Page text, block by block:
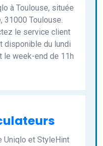
à Toulouse, située
31000 Toulouse.
le service client
disponible du lundi
le week-end de 11h
Uniqlo et StyleHint